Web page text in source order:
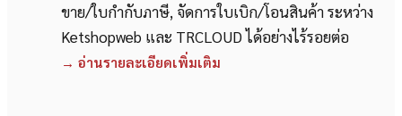
ขาย/ใบกำกับภาษี, จัดการใบเบิก/โอนสินค้า ระหว่าง
Ketshopweb และ TRCLOUD ได้อย่างไร้รอยต่อ
→ อ่านรายละเอียดเพิ่มเติม